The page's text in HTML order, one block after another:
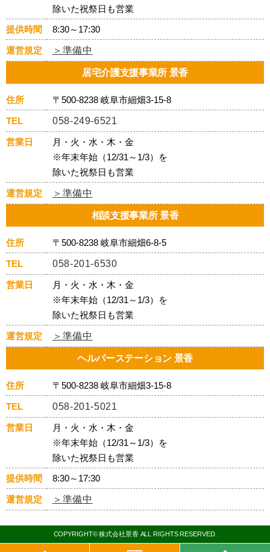
除いた祝祭日も営業
提供時間
8:30～17:30
運営規定 ＞準備中
居宅介護支援事業所 景香
住所 〒500-8238 岐阜市細畑3-15-8
TEL 058-249-6521
営業日
月・火・水・木・金
※年末年始（12/31～1/3）を
除いた祝祭日も営業
運営規定 ＞準備中
相談支援事業所 景香
住所 〒500-8238 岐阜市細畑6-8-5
TEL 058-201-6530
営業日
月・火・水・木・金
※年末年始（12/31～1/3）を
除いた祝祭日も営業
運営規定 ＞準備中
ヘルパーステーション 景香
住所 〒500-8238 岐阜市細畑3-15-8
TEL 058-201-5021
営業日
月・火・水・木・金
※年末年始（12/31～1/3）を
除いた祝祭日も営業
提供時間
8:30～17:30
運営規定 ＞準備中
COPYRIGHT© 株式会社景香 ALL RIGHTS RESERVED.